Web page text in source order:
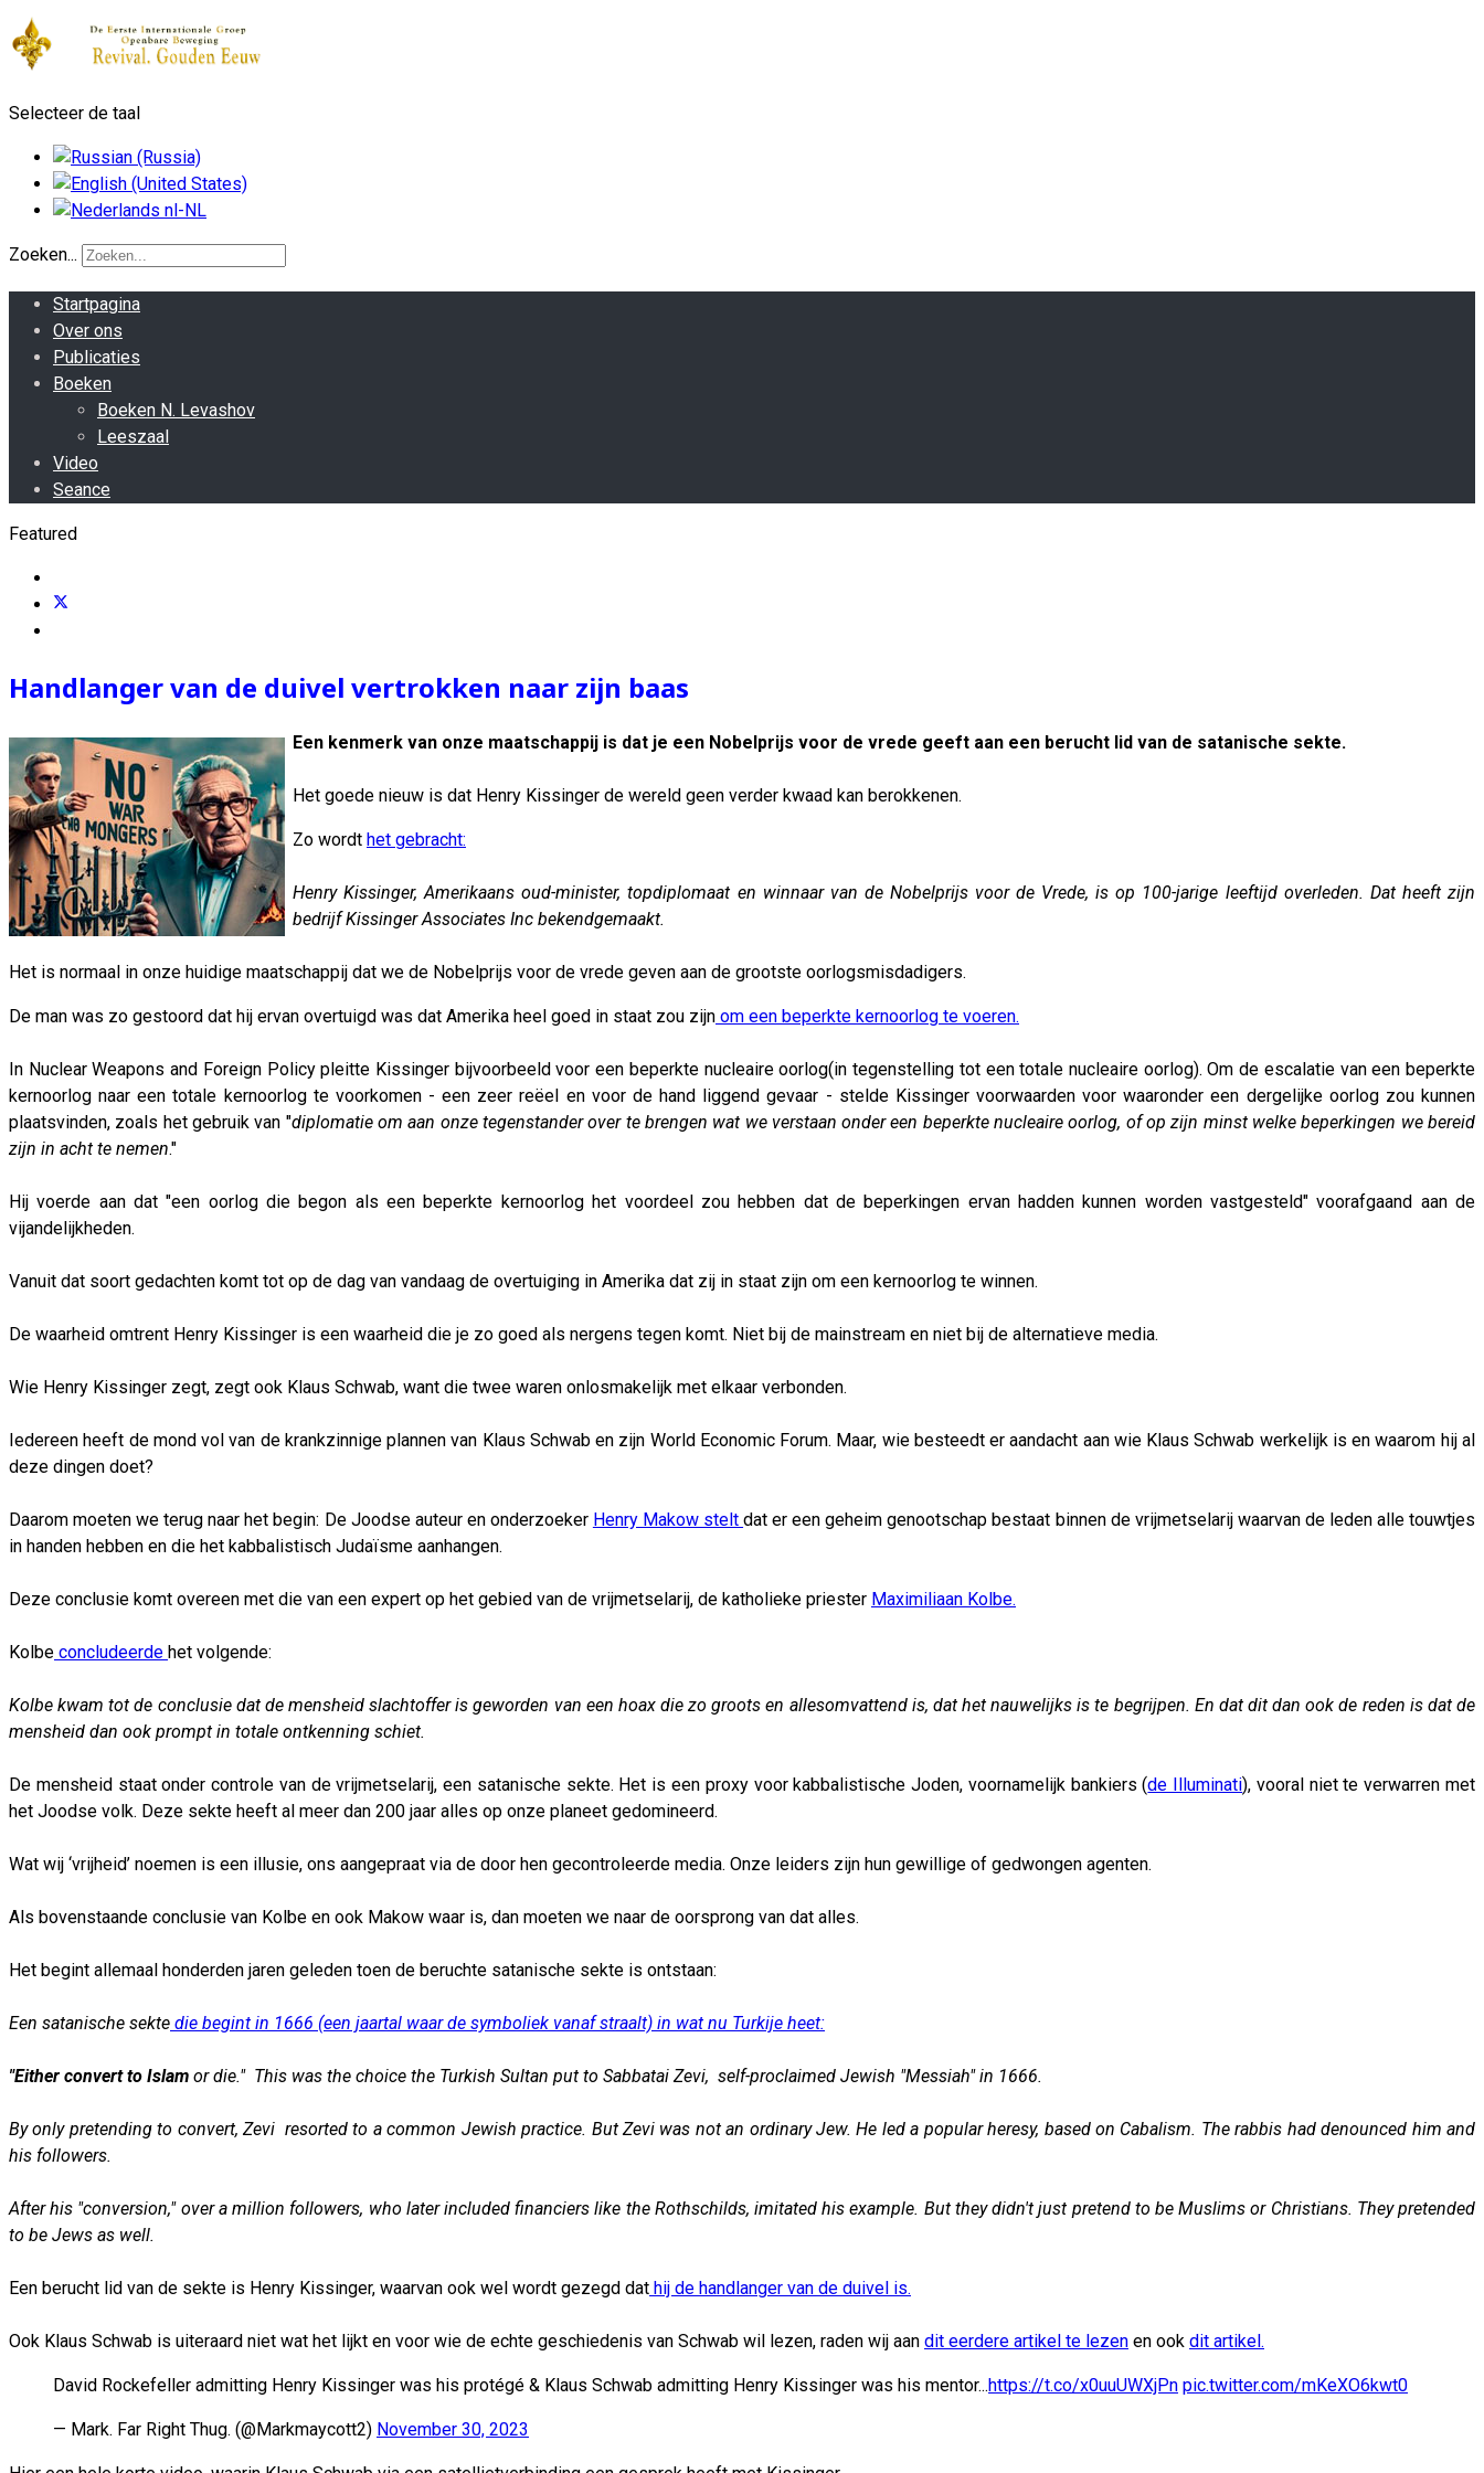
Selecteer de taal
Zoeken...
Startpagina
Over ons
Publicaties
Boeken
Boeken N. Levashov
Leeszaal
Video
Seance
Featured
Handlanger van de duivel vertrokken naar zijn baas
Een kenmerk van onze maatschappij is dat je een Nobelprijs voor de vrede geeft aan een berucht lid van de satanische sekte.
Het goede nieuw is dat Henry Kissinger de wereld geen verder kwaad kan berokkenen.
Zo wordt het gebracht:
Henry Kissinger, Amerikaans oud-minister, topdiplomaat en winnaar van de Nobelprijs voor de Vrede, is op 100-jarige leeftijd overleden. Dat heeft zijn
bedrijf Kissinger Associates Inc bekendgemaakt.
Het is normaal in onze huidige maatschappij dat we de Nobelprijs voor de vrede geven aan de grootste oorlogsmisdadigers.
De man was zo gestoord dat hij ervan overtuigd was dat Amerika heel goed in staat zou zijn om een beperkte kernoorlog te voeren.
In Nuclear Weapons and Foreign Policy pleitte Kissinger bijvoorbeeld voor een beperkte nucleaire oorlog(in tegenstelling tot een totale nucleaire oorlog). Om de escalatie van een beperkte
kernoorlog naar een totale kernoorlog te voorkomen - een zeer reëel en voor de hand liggend gevaar - stelde Kissinger voorwaarden voor waaronder een dergelijke oorlog zou kunnen
plaatsvinden, zoals het gebruik van "diplomatie om aan onze tegenstander over te brengen wat we verstaan onder een beperkte nucleaire oorlog, of op zijn minst welke beperkingen we bereid
zijn in acht te nemen."
Hij voerde aan dat "een oorlog die begon als een beperkte kernoorlog het voordeel zou hebben dat de beperkingen ervan hadden kunnen worden vastgesteld" voorafgaand aan de
vijandelijkheden.
Vanuit dat soort gedachten komt tot op de dag van vandaag de overtuiging in Amerika dat zij in staat zijn om een kernoorlog te winnen.
De waarheid omtrent Henry Kissinger is een waarheid die je zo goed als nergens tegen komt. Niet bij de mainstream en niet bij de alternatieve media.
Wie Henry Kissinger zegt, zegt ook Klaus Schwab, want die twee waren onlosmakelijk met elkaar verbonden.
Iedereen heeft de mond vol van de krankzinnige plannen van Klaus Schwab en zijn World Economic Forum. Maar, wie besteedt er aandacht aan wie Klaus Schwab werkelijk is en waarom hij al
deze dingen doet?
Daarom moeten we terug naar het begin: De Joodse auteur en onderzoeker Henry Makow steltdat er een geheim genootschap bestaat binnen de vrijmetselarij waarvan de leden alle touwtjes
in handen hebben en die het kabbalistisch Judaïsme aanhangen.
Deze conclusie komt overeen met die van een expert op het gebied van de vrijmetselarij, de katholieke priester Maximiliaan Kolbe.
Kolbe concludeerde het volgende:
Kolbe kwam tot de conclusie dat de mensheid slachtoffer is geworden van een hoax die zo groots en allesomvattend is, dat het nauwelijks is te begrijpen. En dat dit dan ook de reden is dat de
mensheid dan ook prompt in totale ontkenning schiet.
De mensheid staat onder controle van de vrijmetselarij, een satanische sekte. Het is een proxy voor kabbalistische Joden, voornamelijk bankiers (de Illuminati), vooral niet te verwarren met
het Joodse volk. Deze sekte heeft al meer dan 200 jaar alles op onze planeet gedomineerd.
Wat wij ‘vrijheid’ noemen is een illusie, ons aangepraat via de door hen gecontroleerde media. Onze leiders zijn hun gewillige of gedwongen agenten.
Als bovenstaande conclusie van Kolbe en ook Makow waar is, dan moeten we naar de oorsprong van dat alles.
Het begint allemaal honderden jaren geleden toen de beruchte satanische sekte is ontstaan:
Een satanische sekte die begint in 1666 (een jaartal waar de symboliek vanaf straalt) in wat nu Turkije heet:
"Either convert to Islam or die." This was the choice the Turkish Sultan put to Sabbatai Zevi, self-proclaimed Jewish "Messiah" in 1666.
By only pretending to convert, Zevi resorted to a common Jewish practice. But Zevi was not an ordinary Jew. He led a popular heresy, based on Cabalism. The rabbis had denounced him and
his followers.
After his "conversion," over a million followers, who later included financiers like the Rothschilds, imitated his example. But they didn't just pretend to be Muslims or Christians. They pretended
to be Jews as well.
Een berucht lid van de sekte is Henry Kissinger, waarvan ook wel wordt gezegd dat hij de handlanger van de duivel is.
Ook Klaus Schwab is uiteraard niet wat het lijkt en voor wie de echte geschiedenis van Schwab wil lezen, raden wij aan dit eerdere artikel te lezen en ook dit artikel.
David Rockefeller admitting Henry Kissinger was his protégé & Klaus Schwab admitting Henry Kissinger was his mentor...https://t.co/x0uuUWXjPn pic.twitter.com/mKeXO6kwt0
— Mark. Far Right Thug. (@Markmaycott2) November 30, 2023